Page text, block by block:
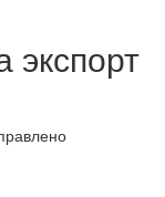
экспорт